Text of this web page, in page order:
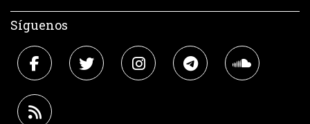
Síguenos